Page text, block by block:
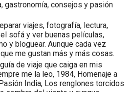
gastronomía, consejos y pasión
viajes, fotografía, lectura,
sofá y ver buenas películas,
y bloguear. Aunque cada vez
me gustan más y más cosas.
de viaje que caiga en mis
me la leo, 1984, Homenaje a
India, Los renglones torcidos